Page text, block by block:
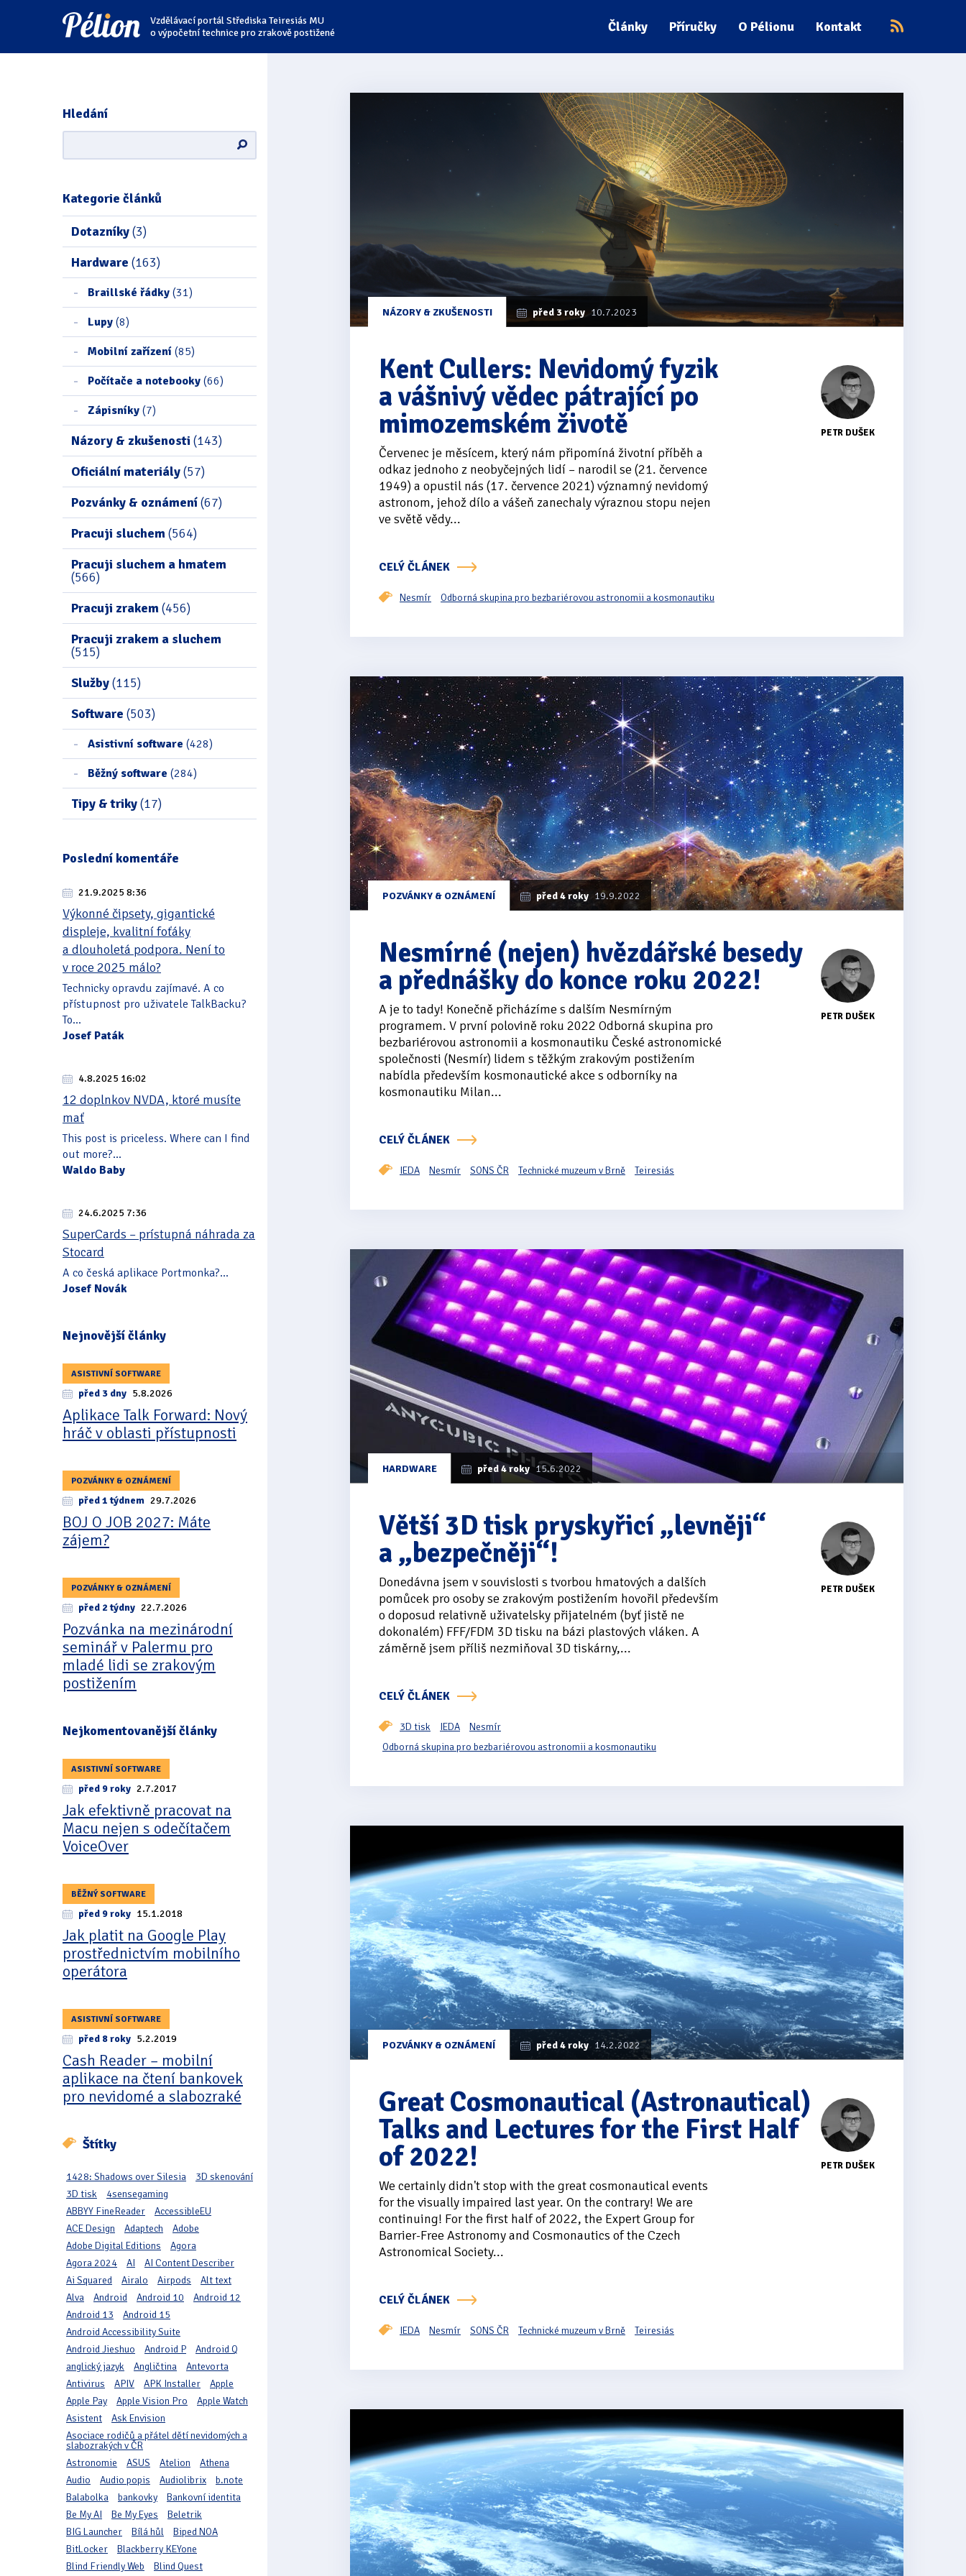
Přejít
na
štítky
Přejít
na
kategorie
Přejít
na
obsah
Vzdělávací portál Střediska Teiresiás MU
o výpočetní technice pro zrakově postižené
Články Příručky O Pélionu Kontakt
Hledání
Kategorie článků
Dotazníky(3)
Hardware (163)
Braillské řádky (31)
Lupy (8)
Mobilní zařízení (85)
Počítače a notebooky (66)
Zápisníky (7)
Názory & zkušenosti (143)
Oficiální materiály(57)
Pozvánky & oznámení(67)
Pracuji sluchem(564)
Pracuji sluchem a hmatem
(566)
Pracuji zrakem(456)
Pracuji zrakem a sluchem
(515)
Služby(115)
Software (503)
Asistivní software (428)
Běžný software (284)
Tipy & triky(17)
Poslední komentáře
21.9.2025 8:36
Výkonné čipsety, gigantické
displeje, kvalitní foťáky
a dlouholetá podpora. Není to
v roce 2025 málo?
Technicky opravdu zajímavé. A co
přístupnost pro uživatele TalkBacku?
To...
Josef Paták
4.8.2025 16:02
12 doplnkov NVDA, ktoré musíte
mať
This post is priceless. Where can I find
out more?...
Waldo Baby
24.6.2025 7:36
SuperCards – prístupná náhrada za
Stocard
A co česká aplikace Portmonka?...
Josef Novák
Nejnovější články
ASISTIVNÍ SOFTWARE
před 3 dny 5.8.2026
Aplikace Talk Forward: Nový
hráč v oblasti přístupnosti
POZVÁNKY & OZNÁMENÍ
před 1 týdnem 29.7.2026
BOJ O JOB 2027: Máte
zájem?
POZVÁNKY & OZNÁMENÍ
před 2 týdny 22.7.2026
Pozvánka na mezinárodní
seminář v Palermu pro
mladé lidi se zrakovým
postižením
Nejkomentovanější články
ASISTIVNÍ SOFTWARE
před 9 roky 2.7.2017
Jak efektivně pracovat na
Macu nejen s odečítačem
VoiceOver
BĚŽNÝ SOFTWARE
před 9 roky 15.1.2018
Jak platit na Google Play
prostřednictvím mobilního
operátora
ASISTIVNÍ SOFTWARE
před 8 roky 5.2.2019
Cash Reader – mobilní
aplikace na čtení bankovek
pro nevidomé a slabozraké
Štítky
1428: Shadows over Silesia
3D skenování
3D tisk
4sensegaming
ABBYY FineReader
AccessibleEU
ACE Design
Adaptech
Adobe
Adobe Digital Editions
Agora
Agora 2024
AI
AI Content Describer
Ai Squared
Airalo Airpods
Alt text
Alva
Android Android 10
Android 12
Android 13
Android 15
Android Accessibility Suite
Android Jieshuo
Android P
Android Q
anglický jazyk
Angličtina
Antevorta
Antivirus
APIV APK Installer
Apple
Apple Pay
Apple Vision Pro
Apple Watch
Asistent
Ask Envision
Asociace rodičů a přátel dětí nevidomých a
slabozrakých v ČR
Astronomie
ASUS Atelion
Athena
Audio
Audio popis Audiolibrix
b.note
Balabolka
bankovky
Bankovní identita
Be My AI
Be My Eyes
Beletrik
BIG Launcher
Bílá hůl
Biped NOA
BitLocker
Blackberry KEYone
Blind Friendly Web
Blind Quest
kategorie
Nesmír
NÁZORY & ZKUŠENOSTI před 3 roky 10.7.2023
PETR DUŠEK
Kent Cullers: Nevidomý fyzik
a vášnivý vědec pátrající po
mimozemském životě
Červenec je měsícem, který nám připomíná životní příběh a
odkaz jednoho z neobyčejných lidí – narodil se (21. července
1949) a opustil nás (17. července 2021) významný nevidomý
astronom, jehož dílo a vášeň zanechaly výraznou stopu nejen
ve světě vědy...
CELÝ ČLÁNEK
Nesmír Odborná skupina pro bezbariérovou astronomii a kosmonautiku
POZVÁNKY & OZNÁMENÍ před 4 roky 19.9.2022
PETR DUŠEK
Nesmírné (nejen) hvězdářské besedy
a přednášky do konce roku 2022!
A je to tady! Konečně přicházíme s dalším Nesmírným
programem. V první polovině roku 2022 Odborná skupina pro
bezbariérovou astronomii a kosmonautiku České astronomické
společnosti (Nesmír) lidem s těžkým zrakovým postižením
nabídla především kosmonautické akce s odborníky na
kosmonautiku Milan...
CELÝ ČLÁNEK
IEDA Nesmír SONS ČR Technické muzeum v Brně Teiresiás
HARDWARE před 4 roky 15.6.2022
PETR DUŠEK
Větší 3D tisk pryskyřicí „levněji“
a „bezpečněji“!
Donedávna jsem v souvislosti s tvorbou hmatových a dalších
pomůcek pro osoby se zrakovým postižením hovořil především
o doposud relativně uživatelsky přijatelném (byť jistě ne
dokonalém) FFF/FDM 3D tisku na bázi plastových vláken. A
záměrně jsem příliš nezmiňoval 3D tiskárny,...
CELÝ ČLÁNEK
3D tisk IEDA
Nesmír
Odborná skupina pro bezbariérovou astronomii a kosmonautiku
POZVÁNKY & OZNÁMENÍ před 4 roky 14.2.2022
PETR DUŠEK
Great Cosmonautical (Astronautical)
Talks and Lectures for the First Half
of 2022!
We certainly didn't stop with the great cosmonautical events
for the visually impaired last year. On the contrary! We are
continuing! For the first half of 2022, the Expert Group for
Barrier-Free Astronomy and Cosmonautics of the Czech
Astronomical Society...
CELÝ ČLÁNEK
IEDA Nesmír SONS ČR Technické muzeum v Brně Teiresiás